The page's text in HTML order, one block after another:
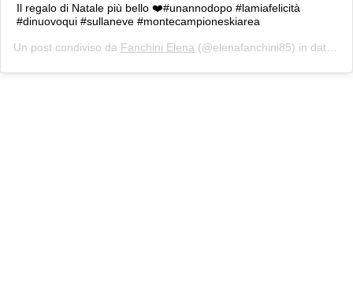
Il regalo di Natale più bello ❤️#unannodopo #lamiafelicità
#dinuovoqui #sullaneve #montecampioneskiarea
Un post condiviso da Fanchini Elena (@elenafanchini85) in data: